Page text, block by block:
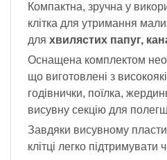
Компактна, зручна у
клітка для утримання
для хвилястих папуг,
Оснащена комплектом
що виготовлені з
годівнички, поїлка,
висувну секцію для
Завдяки висувному
клітці легко підтримувати